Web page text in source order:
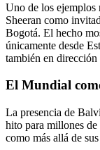
Uno de los ejemplos
Sheeran como
Bogotá. El hecho
únicamente desde
también en dirección
El Mundial
La presencia de
hito para millones
como más allá de